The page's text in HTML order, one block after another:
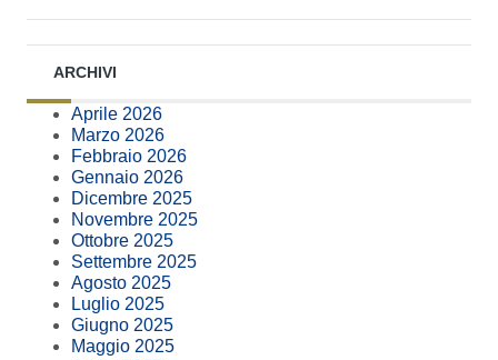
ARCHIVI
Aprile 2026
Marzo 2026
Febbraio 2026
Gennaio 2026
Dicembre 2025
Novembre 2025
Ottobre 2025
Settembre 2025
Agosto 2025
Luglio 2025
Giugno 2025
Maggio 2025